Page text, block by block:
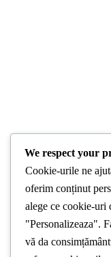
STIRI LOCALE
Grav
această
Stirea De Iasi
We respect your
Cookie-urile ne
oferim conținut
alege ce cookie-uri
"Personalizeaza".
vă da